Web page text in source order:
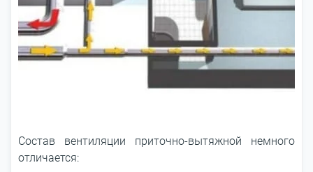
Состав вентиляции приточно-вытяжной немного
отличается: